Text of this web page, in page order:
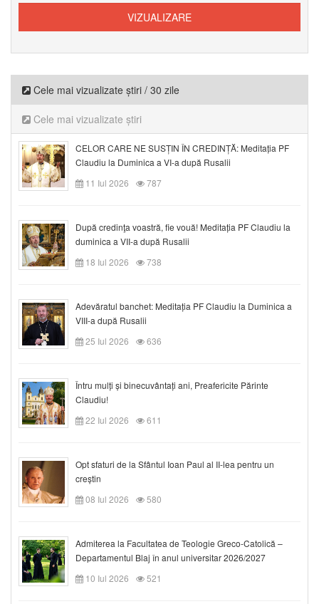
Cele mai vizualizate știri / 30 zile
Cele mai vizualizate știri
CELOR CARE NE SUSȚIN ÎN CREDINȚĂ: Meditația PF
Claudiu la Duminica a VI-a după Rusalii
11 Iul 2026
787
După credinţa voastră, fie vouă! Meditația PF Claudiu la
duminica a VII-a după Rusalii
18 Iul 2026
738
Adevăratul banchet: Meditația PF Claudiu la Duminica a
VIII-a după Rusalii
25 Iul 2026
636
Întru mulți și binecuvântați ani, Preafericite Părinte
Claudiu!
22 Iul 2026
611
Opt sfaturi de la Sfântul Ioan Paul al II-lea pentru un
creștin
08 Iul 2026
580
Admiterea la Facultatea de Teologie Greco-Catolică –
Departamentul Blaj în anul universitar 2026/2027
10 Iul 2026
521